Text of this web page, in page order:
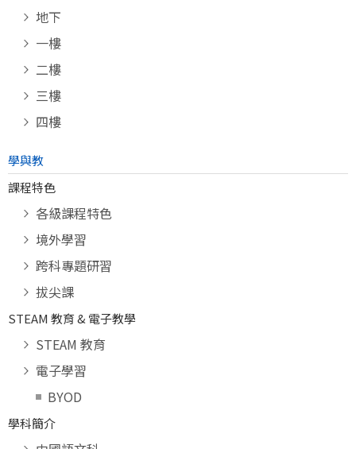
地下
一樓
二樓
三樓
四樓
學與教
課程特色
各級課程特色
境外學習
跨科專題研習
拔尖課
STEAM 教育 & 電子教學
STEAM 教育
電子學習
BYOD
學科簡介